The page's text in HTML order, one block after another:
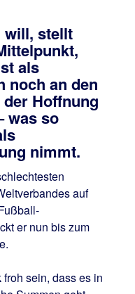
will, stellt
als
noch an den
Hoffnung
was so
nimmt.
auf
er nun bis zum
sein, dass es in